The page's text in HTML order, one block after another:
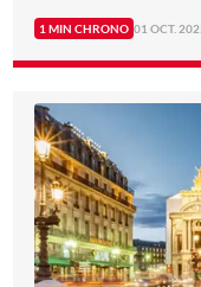
1 MIN CHRONO 01 OCT.